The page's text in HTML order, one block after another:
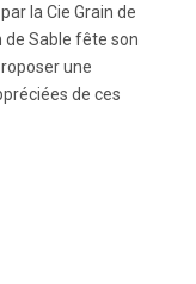
la Cie Grain de
de Sable fête son
une
de ces